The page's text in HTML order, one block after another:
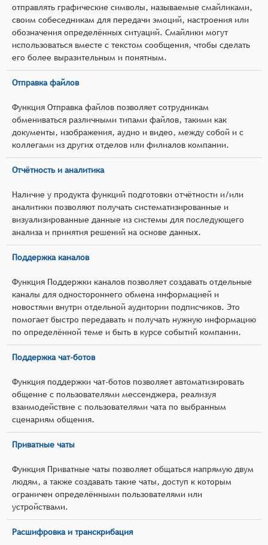
отправлять графические символы, называемые смайликами,
своим собеседникам для передачи эмоций, настроения или
обозначения определённых ситуаций. Смайлики могут
использоваться вместе с текстом сообщения, чтобы сделать
его более выразительным и понятным.
Отправка файлов
Функция Отправка файлов позволяет сотрудникам
обмениваться различными типами файлов, такими как
документы, изображения, аудио и видео, между собой и с
коллегами из других отделов или филиалов компании.
Отчётность и аналитика
Наличие у продукта функций подготовки отчётности и/или
аналитики позволяют получать систематизированные и
визуализированные данные из системы для последующего
анализа и принятия решений на основе данных.
Поддержка каналов
Функция Поддержки каналов позволяет создавать отдельные
каналы для одностороннего обмена информацией и
новостями внутри отдельной аудитории подписчиков. Это
помогает быстро передавать и получать нужную информацию
по определённой теме и быть в курсе событий компании.
Поддержка чат-ботов
Функция поддержки чат-ботов позволяет автоматизировать
общение с пользователями мессенджера, реализуя
взаимодействие с пользователями чата по выбранным
сценариям общения.
Приватные чаты
Функция Приватные чаты позволяет общаться напрямую двум
людям, а также создавать такие чаты, доступ к которым
ограничен определёнными пользователями или
устройствами.
Расшифровка и транскрибация